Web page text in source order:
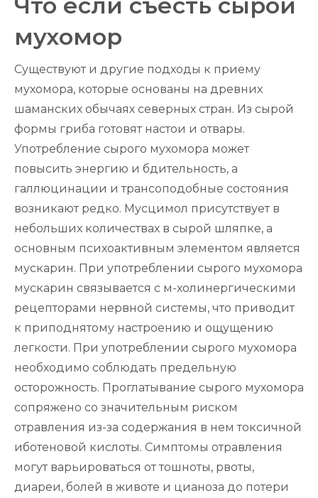
мухомор
Существуют и другие подходы к приему
мухомора, которые основаны на древних
шаманских обычаях северных стран. Из сырой
формы гриба готовят настои и отвары.
Употребление сырого мухомора может
повысить энергию и бдительность, а
галлюцинации и трансоподобные состояния
возникают редко. Мусцимол присутствует в
небольших количествах в сырой шляпке, а
основным психоактивным элементом является
мускарин. При употреблении сырого мухомора
мускарин связывается с м-холинергическими
рецепторами нервной системы, что приводит
к приподнятому настроению и ощущению
легкости. При употреблении сырого мухомора
необходимо соблюдать предельную
осторожность. Проглатывание сырого мухомора
сопряжено со значительным риском
отравления из-за содержания в нем токсичной
иботеновой кислоты. Симптомы отравления
могут варьироваться от тошноты, рвоты,
диареи, болей в животе и цианоза до потери